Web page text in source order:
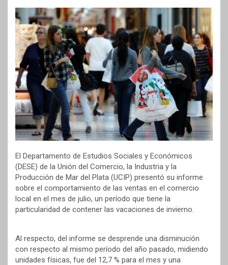
El Departamento de Estudios Sociales y Económicos
(DESE) de la Unión del Comercio, la Industria y la
Producción de Mar del Plata (UCIP) presentó su informe
sobre el comportamiento de las ventas en el comercio
local en el mes de julio, un período que tiene la
particularidad de contener las vacaciones de invierno.
Al respecto, del informe se desprende una disminución
con respecto al mismo período del año pasado, midiendo
unidades físicas, fue del 12,7 % para el mes y una